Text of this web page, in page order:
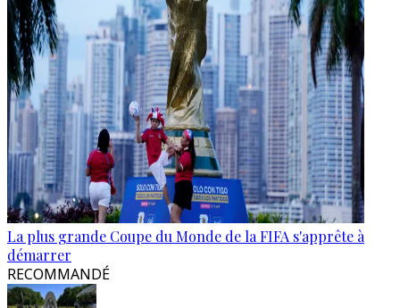
La plus grande Coupe du Monde de la FIFA s'apprête à
démarrer
RECOMMANDÉ